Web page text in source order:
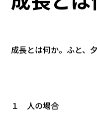
成長とは何か。ふと、
１ 人の場合